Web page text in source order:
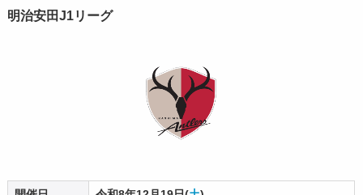
明治安田J1リーグ